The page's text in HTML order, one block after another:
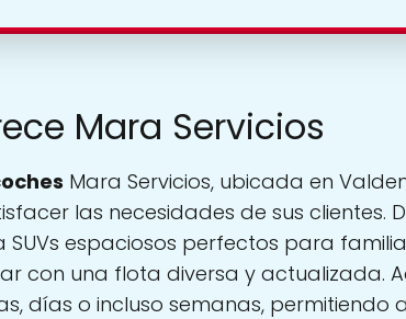
Mara Servicios
Mara Servicios, ubicada en
las necesidades de sus clientes.
espaciosos perfectos para
con una flota diversa y actualizada.
días o incluso semanas, permitiendo